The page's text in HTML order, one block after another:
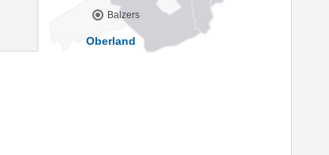
Balzers
Oberland